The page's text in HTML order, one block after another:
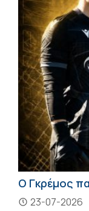
Ο Γκρέμος
23-07-2026